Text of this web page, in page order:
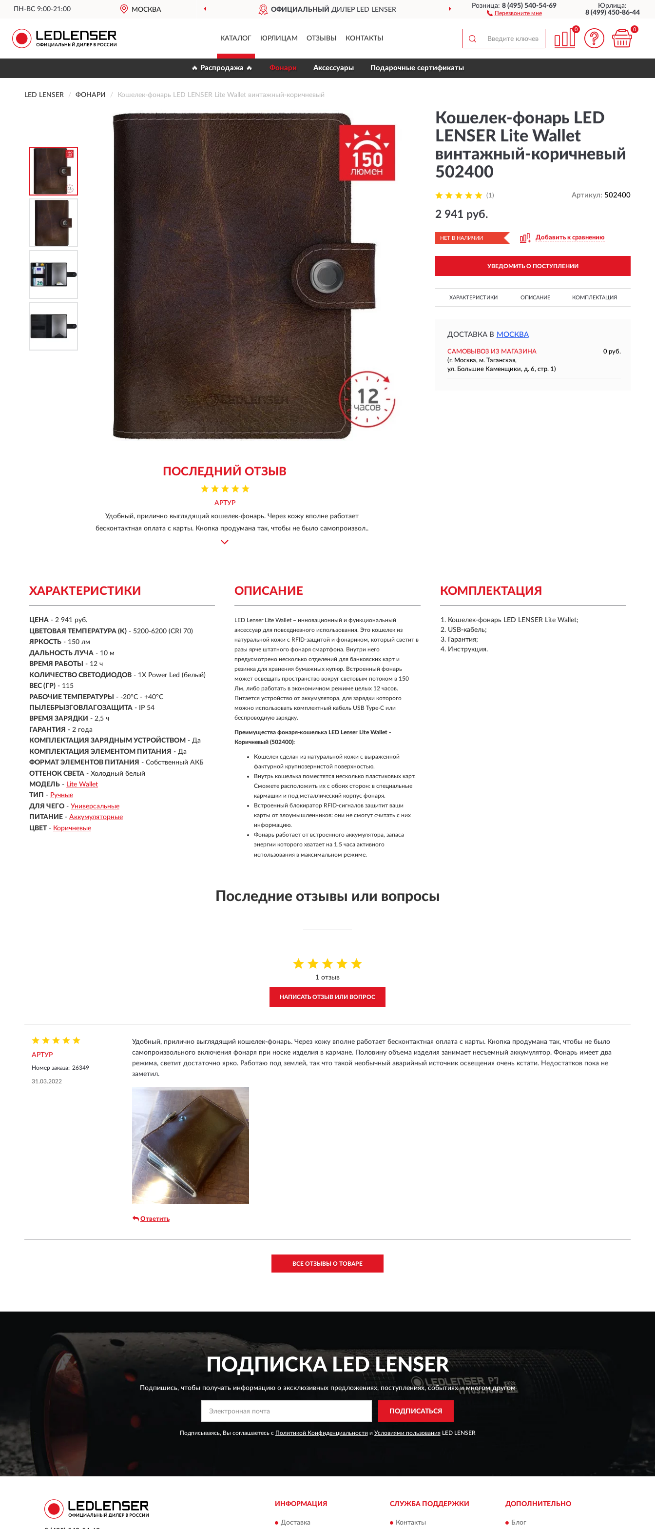
ПН-ВС 9:00-21:00 МОСКВА ОФИЦИАЛЬНЫЙ ДИЛЕР LED LENSER ДОСТАВИМ ПО ВСЕЙ РОССИИ
Розница:8 (495) 540-54-69
Перезвоните мне
Юрлица:
8 (499) 450-86-44
КАТАЛОГ ЮРЛИЦАМ ОТЗЫВЫ КОНТАКТЫ
0 0
🔥 Распродажа 🔥 Фонари Аксессуары Подарочные сертификаты
LED LENSER ФОНАРИ Кошелек-фонарь LED LENSER Lite Wallet винтажный-коричневый
ПОСЛЕДНИЙ ОТЗЫВ
АРТУР
Удобный, прилично выглядящий кошелек-фонарь. Через кожу вполне работает
бесконтактная оплата с карты. Кнопка продумана так, чтобы не было самопроизвол..
Кошелек-фонарь LED
LENSER Lite Wallet
винтажный-коричневый
502400
(1) Артикул: 502400
2 941 руб.
НЕТ В НАЛИЧИИ Добавить к сравнению
УВЕДОМИТЬ О ПОСТУПЛЕНИИ
ХАРАКТЕРИСТИКИ ОПИСАНИЕ КОМПЛЕКТАЦИЯ
ДОСТАВКА В МОСКВА
САМОВЫВОЗ ИЗ МАГАЗИНА
0 руб.
(г. Москва, м. Таганская,
ул. Большие Каменщики, д. 6, стр. 1)
ХАРАКТЕРИСТИКИ
ЦЕНА - 2 941 руб.
ЦВЕТОВАЯ ТЕМПЕРАТУРА (K) - 5200-6200 (CRI 70)
ЯРКОСТЬ - 150 лм
ДАЛЬНОСТЬ ЛУЧА - 10 м
ВРЕМЯ РАБОТЫ
- 12 ч
КОЛИЧЕСТВО СВЕТОДИОДОВ - 1X Power Led (белый)
ВЕС (ГР) - 115
РАБОЧИЕ ТЕМПЕРАТУРЫ
- -20°C - +40°C
ПЫЛЕБРЫЗГОВЛАГОЗАЩИТА - IP 54
ВРЕМЯ ЗАРЯДКИ - 2,5 ч
ГАРАНТИЯ - 2 года
КОМПЛЕКТАЦИЯ ЗАРЯДНЫМ УСТРОЙСТВОМ - Да
КОМПЛЕКТАЦИЯ ЭЛЕМЕНТОМ ПИТАНИЯ - Да
ФОРМАТ ЭЛЕМЕНТОВ ПИТАНИЯ - Собственный АКБ
ОТТЕНОК СВЕТА - Холодный белый
МОДЕЛЬ - Lite Wallet
ТИП - Ручные
ДЛЯ ЧЕГО - Универсальные
ПИТАНИЕ - Аккумуляторные
ЦВЕТ - Коричневые
КОМПЛЕКТАЦИЯ
Кошелек-фонарь LED LENSER Lite Wallet;
USB-кабель;
Гарантия;
Инструкция.
ОПИСАНИЕ
LED Lenser Lite Wallet – инновационный и функциональный
аксессуар для повседневного использования. Это кошелек из
натуральной кожи с RFID-защитой и фонариком, который светит в
разы ярче штатного фонаря смартфона. Внутри него
предусмотрено несколько отделений для банковских карт и
резинка для хранения бумажных купюр. Встроенный фонарь
может освещать пространство вокруг световым потоком в 150
Лм, либо работать в экономичном режиме целых 12 часов.
Питается устройство от аккумулятора, для зарядки которого
можно использовать комплектный кабель USB Type-C или
беспроводную зарядку.
Преимущества фонаря-кошелька LED Lenser Lite Wallet -
Коричневый (502400):
Кошелек сделан из натуральной кожи с выраженной
фактурной крупнозернистой поверхностью.
Внутрь кошелька поместятся несколько пластиковых карт.
Сможете расположить их с обоих сторон: в специальные
кармашки и под металлический корпус фонаря.
Встроенный блокиратор RFID-сигналов защитит ваши
карты от злоумышленников: они не смогут считать с них
информацию.
Фонарь работает от встроенного аккумулятора, запаса
энергии которого хватает на 1.5 часа активного
использования в максимальном режиме.
Последние отзывы или вопросы
1 отзыв
НАПИСАТЬ ОТЗЫВ ИЛИ ВОПРОС
АРТУР
Номер заказа: 26349
31.03.2022
Удобный, прилично выглядящий кошелек-фонарь. Через кожу вполне работает бесконтактная оплата с карты. Кнопка продумана так, чтобы не было
самопроизвольного включения фонаря при носке изделия в кармане. Половину объема изделия занимает несъемный аккумулятор. Фонарь имеет два
режима, светит достаточно ярко. Работаю под землей, так что такой необычный аварийный источник освещения очень кстати. Недостатков пока не
заметил.
Ответить
ВСЕ ОТЗЫВЫ О ТОВАРЕ
ПОДПИСКАLED LENSER
Подпишись, чтобы получать информацию о эксклюзивных предложениях,поступлениях, событиях и многом другом
ПОДПИСАТЬСЯ
Подписываясь, Вы соглашаетесь с Политикой Конфиденциальности и Условиями пользованияLED LENSER
ИНФОРМАЦИЯ
Доставка
СЛУЖБА ПОДДЕРЖКИ
Контакты
ДОПОЛНИТЕЛЬНО
Блог